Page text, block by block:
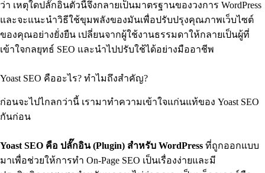
ว่า เหตุใดปลั๊กอินตัวนี้จึงกลายเป็นมาตรฐานของวงการ WordPress
และจะแนะนำวิธีใช้ขุมพลังของมันเพื่อปรับปรุงคุณภาพเว็บไซต์
ของคุณอย่างยั่งยืน เปลี่ยนจากผู้ใช้งานธรรมดาให้กลายเป็นผู้ที่
เข้าใจกลยุทธ์ SEO และนำไปปรับใช้ได้อย่างมืออาชีพ
Yoast SEO คืออะไร? ทำไมถึงสำคัญ?
ก่อนจะไปไกลกว่านี้ เรามาทำความเข้าใจแก่นแท้ของ Yoast SEO
กันก่อน
Yoast SEO คือ ปลั๊กอิน (Plugin) สำหรับ WordPress ที่ถูกออกแบบ
มาเพื่อช่วยให้การทำ On-Page SEO เป็นเรื่องง่ายและมี